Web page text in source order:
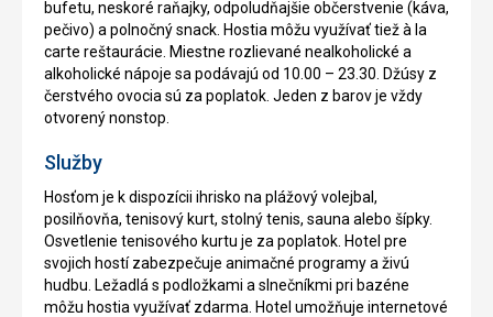
bufetu, neskoré raňajky, odpoludňajšie občerstvenie (káva,
pečivo) a polnočný snack. Hostia môžu využívať tiež à la
carte reštaurácie. Miestne rozlievané nealkoholické a
alkoholické nápoje sa podávajú od 10.00 – 23.30. Džúsy z
čerstvého ovocia sú za poplatok. Jeden z barov je vždy
otvorený nonstop.
Služby
Hosťom je k dispozícii ihrisko na plážový volejbal,
posilňovňa, tenisový kurt, stolný tenis, sauna alebo šípky.
Osvetlenie tenisového kurtu je za poplatok. Hotel pre
svojich hostí zabezpečuje animačné programy a živú
hudbu. Ležadlá s podložkami a slnečníkmi pri bazéne
môžu hostia využívať zdarma. Hotel umožňuje internetové